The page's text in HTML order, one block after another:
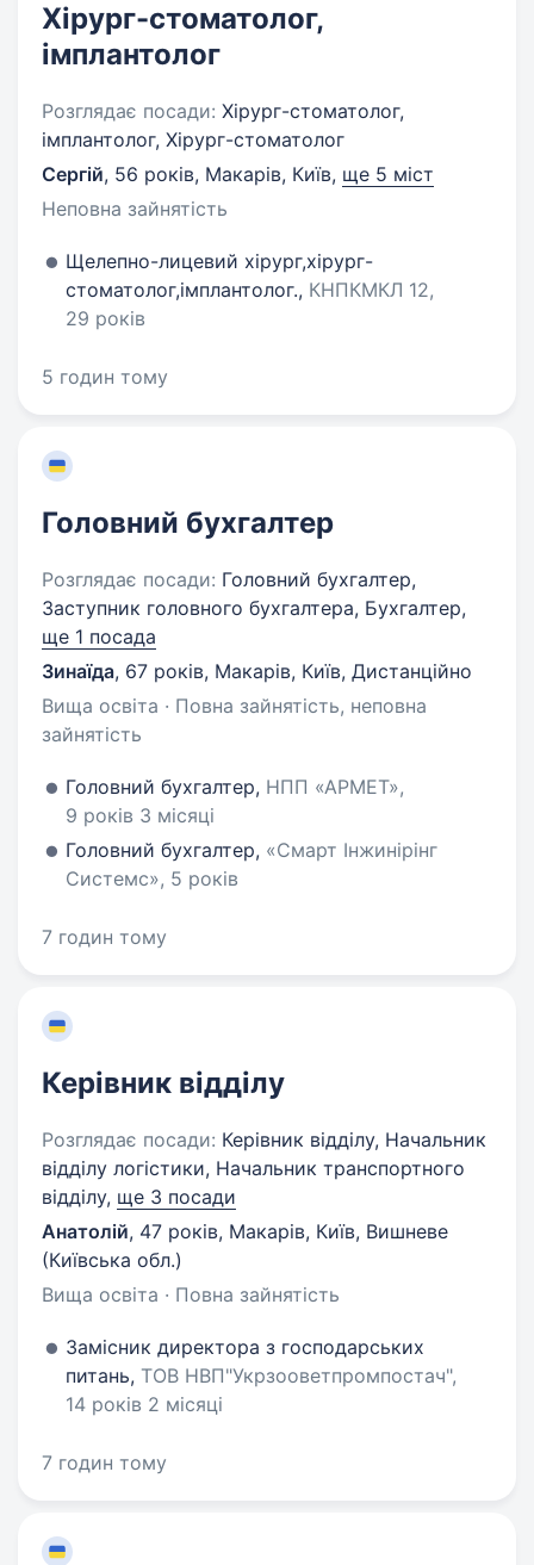
Хірург-стоматолог,
імплантолог
Розглядає посади: Хірург-стоматолог,
імплантолог, Хірург-стоматолог
Сергій, 56 років, Макарів, Київ, ще 5 міст
Неповна зайнятість
Щелепно-лицевий хірург,хірург-
стоматолог,імплантолог., КНПКМКЛ 12,
29 років
5 годин тому
Головний бухгалтер
Розглядає посади: Головний бухгалтер,
Заступник головного бухгалтера, Бухгалтер,
ще 1 посада
Зинаїда, 67 років, Макарів, Київ, Дистанційно
Вища освіта · Повна зайнятість, неповна
зайнятість
Головний бухгалтер, НПП «АРМЕТ»,
9 років 3 місяці
Головний бухгалтер, «Смарт Інжинірінг
Системс», 5 років
7 годин тому
Керівник відділу
Розглядає посади: Керівник відділу, Начальник
відділу логістики, Начальник транспортного
відділу, ще 3 посади
Анатолій, 47 років, Макарів, Київ, Вишневе
(Київська обл.)
Вища освіта · Повна зайнятість
Замісник директора з господарських
питань, ТОВ НВП"Укрзооветпромпостач",
14 років 2 місяці
7 годин тому